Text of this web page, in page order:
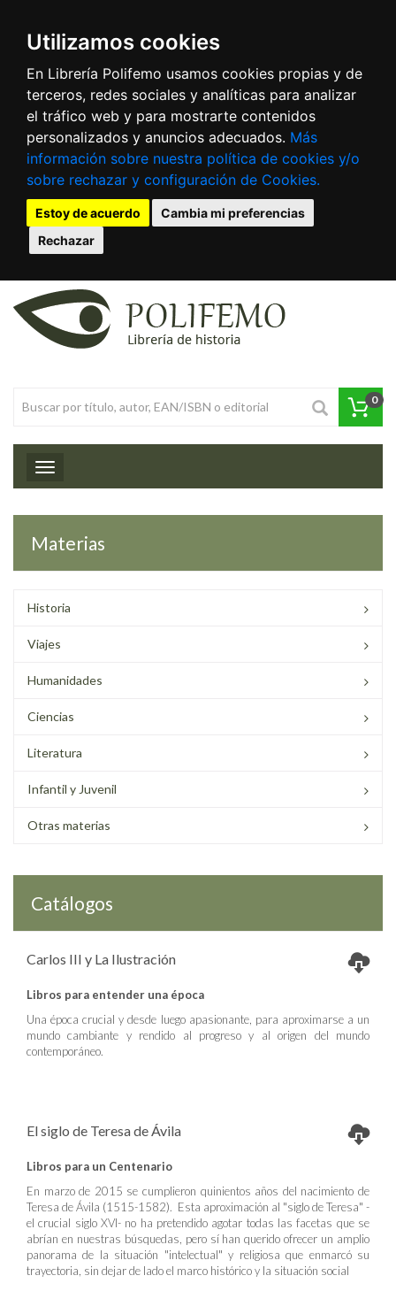
Utilizamos cookies
En Librería Polifemo usamos cookies propias y de
terceros, redes sociales y analíticas para analizar
el tráfico web y para mostrarte contenidos
personalizados y anuncios adecuados. Más
información sobre nuestra política de cookies y/o
sobre rechazar y configuración de Cookies.
Estoy de acuerdo
Cambia mi preferencias
Rechazar
0
Toggle navigation
Materias
Historia
Viajes
Humanidades
Ciencias
Literatura
Infantil y Juvenil
Otras materias
Catálogos
Carlos III y La Ilustración
Libros para entender una época
Una época crucial y desde luego apasionante, para aproximarse a un
mundo cambiante y rendido al progreso y al origen del mundo
contemporáneo.
El siglo de Teresa de Ávila
Libros para un Centenario
En marzo de 2015 se cumplieron quinientos años del nacimiento de
Teresa de Ávila (1515-1582). Esta aproximación al "siglo de Teresa" -
el crucial siglo XVI- no ha pretendido agotar todas las facetas que se
abrían en nuestras búsquedas, pero sí han querido ofrecer un amplio
panorama de la situación "intelectual" y religiosa que enmarcó su
trayectoria, sin dejar de lado el marco histórico y la situación social